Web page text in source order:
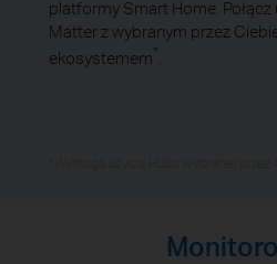
platformy Smart Home. Połącz
Matter z wybranym przez
ekosystemem*.